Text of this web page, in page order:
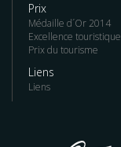
Prix
Médaille d´Or 2014
Excellence touristique
Prix du tourisme
Liens
Liens